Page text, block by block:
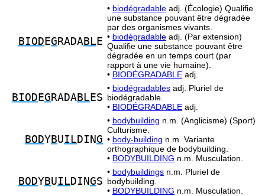
BIOD EG RADABL E
• biodégradable adj. (Écologie) Qualifie
une substance pouvant être dégradée
par des organismes vivants.
• biodégradable adj. (Par extension)
Qualifie une substance pouvant être
dégradée en un temps court (par
rapport à une vie humaine).
• BIODÉGRADABLE adj.
BIOD EG RADABL ES
• biodégradables adj. Pluriel de
biodégradable.
• BIODÉGRADABLE adj.
BODYBUIL DING
• bodybuilding n.m. (Anglicisme) (Sport)
Culturisme.
• body-building n.m. Variante
orthographique de bodybuilding.
• BODYBUILDING n.m. Musculation.
BODYBUIL DINGS
• bodybuildings n.m. Pluriel de
bodybuilding.
• BODYBUILDING n.m. Musculation.